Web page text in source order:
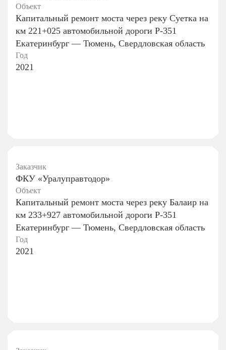
Объект
Капитальный ремонт моста через реку Суетка на
км 221+025 автомобильной дороги Р-351
Екатеринбург — Тюмень, Свердловская область
Год
2021
Заказчик
ФКУ «Уралуправтодор»
Объект
Капитальный ремонт моста через реку Балаир на
км 233+927 автомобильной дороги Р-351
Екатеринбург — Тюмень, Свердловская область
Год
2021